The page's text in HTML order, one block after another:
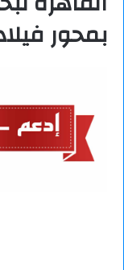
بمحور